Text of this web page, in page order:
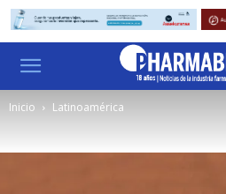
Inicio Latinoamérica